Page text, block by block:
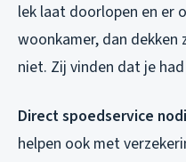
lek laat doorlopen en er
woonkamer, dan dekken
niet. Zij vinden dat je
Direct spoedservice
helpen ook met